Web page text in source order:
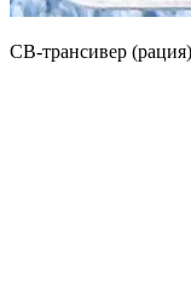
CB-трансивер